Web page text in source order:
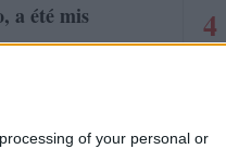
of your personal or
a été mis
4